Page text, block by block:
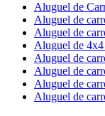
Aluguel de
Aluguel de
Aluguel de
Aluguel de
Aluguel de
Aluguel de
Aluguel de
Aluguel de